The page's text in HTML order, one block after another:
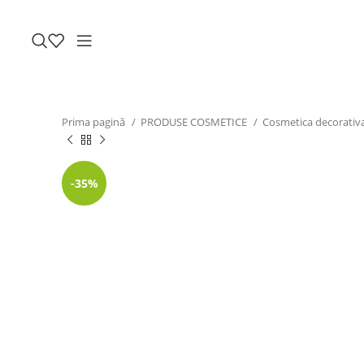
Prima pagină PRODUSE COSMETICE Cosmetica
-35%